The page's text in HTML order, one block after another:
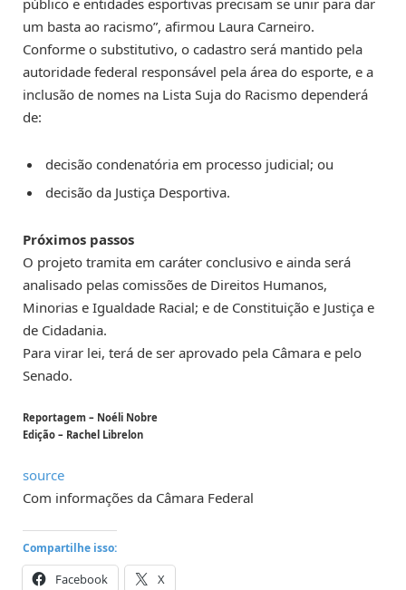
um basta ao racismo”, afirmou Laura Carneiro.
Conforme o substitutivo, o cadastro será mantido pela
autoridade federal responsável pela área do esporte, e a
inclusão de nomes na Lista Suja do Racismo dependerá
de:
decisão condenatória em processo judicial; ou
decisão da Justiça Desportiva.
Próximos passos
O projeto tramita em caráter conclusivo e ainda será
analisado pelas comissões de Direitos Humanos,
Minorias e Igualdade Racial; e de Constituição e Justiça e
de Cidadania.
Para virar lei, terá de ser aprovado pela Câmara e pelo
Senado.
Reportagem – Noéli Nobre
Edição – Rachel Librelon
source
Com informações da Câmara Federal
Compartilhe isso:
Facebook X